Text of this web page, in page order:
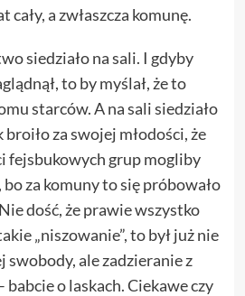
a zwłaszcza komunę.
siedziało na sali. I gdyby
to by myślał, że to
starców. A na sali siedziało
za swojej młodości, że
fejsbukowych grup mogliby
za komuny to się próbowało
dość, że prawie wszystko
„niszowanie”, to był już nie
ale zadzieranie z
babcie o laskach. Ciekawe czy